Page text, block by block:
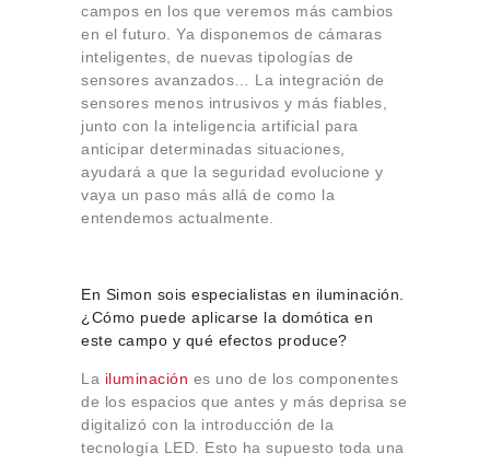
campos en los que veremos más cambios
en el futuro. Ya disponemos de cámaras
inteligentes, de nuevas tipologías de
sensores avanzados… La integración de
sensores menos intrusivos y más fiables,
junto con la inteligencia artificial para
anticipar determinadas situaciones,
ayudará a que la seguridad evolucione y
vaya un paso más allá de como la
entendemos actualmente.
En Simon sois especialistas en iluminación.
¿Cómo puede aplicarse la domótica en
este campo y qué efectos produce?
La iluminación es uno de los componentes
de los espacios que antes y más deprisa se
digitalizó con la introducción de la
tecnología LED. Esto ha supuesto toda una